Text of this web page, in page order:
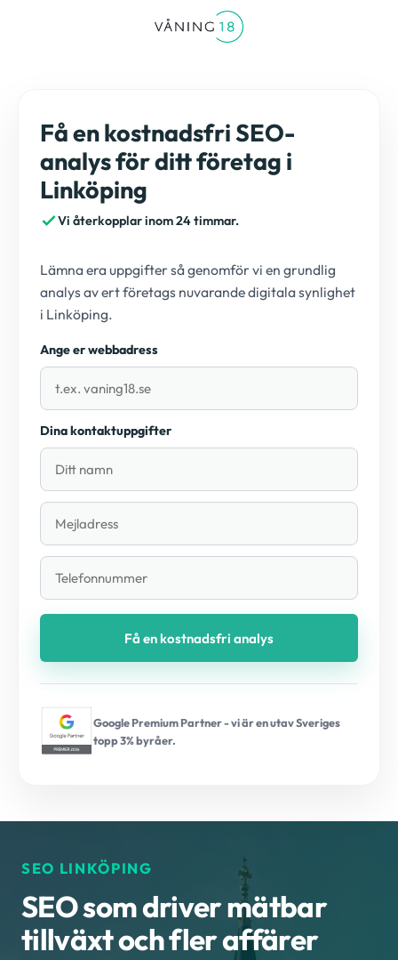
SEO LINKÖPING
SEO som driver mätbar
tillväxt och fler affärer
Få en kostnadsfri SEO-
analys för ditt företag i
Linköping
Vi återkopplar inom 24 timmar.
Lämna era uppgifter så genomför vi en grundlig
analys av ert företags nuvarande digitala synlighet
i Linköping.
Ange er webbadress
Dina kontaktuppgifter
Få en kostnadsfri analys
Google Premium Partner - vi är en utav Sveriges
topp 3% byråer.